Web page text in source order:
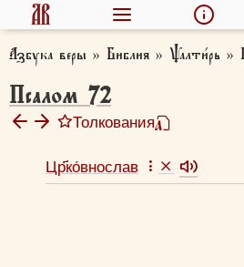
Азбука веры » Библия » Ѱалти́рь »
Псалом 72
Толкования
Афанасий Великий,
Цр҃ко́внослав